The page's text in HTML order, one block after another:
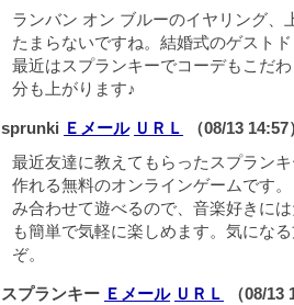
ランバン オン ブルーのイヤリング、
たまらないですね。結婚式のゲスト
最近はスプランキーでコーデもこだ
分も上がります♪
sprunki Ｅメール ＵＲＬ
（08/13
最近友達に教えてもらったスプラン
作れる無料のオンラインゲームです
み合わせて遊べるので、音楽好きに
も簡単で気軽に楽しめます。気にな
ぞ。
スプランキー Ｅメール ＵＲＬ
（08/13